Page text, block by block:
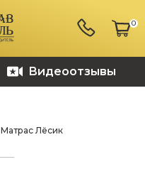
0
Видеоотзывы
Матрас Лёсик